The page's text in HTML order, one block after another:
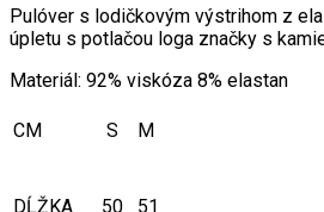
Pulóver s lodičkovým výstrihom z
úpletu s potlačou loga značky s
Materiál: 92% viskóza 8% elastan
CM S M
DĹŽKA 50
51